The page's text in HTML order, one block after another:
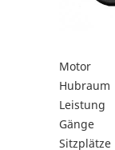
Motor
Hubraum
Leistung
Gänge
Sitzplätze